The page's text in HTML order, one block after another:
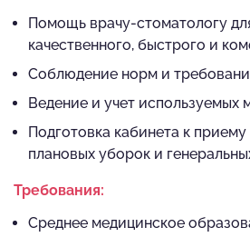
Помощь врачу-стоматологу
качественного, быстрого и
Соблюдение норм и
Ведение и учет используемых
Подготовка кабинета к
плановых уборок и
Требования:
Среднее медицинское